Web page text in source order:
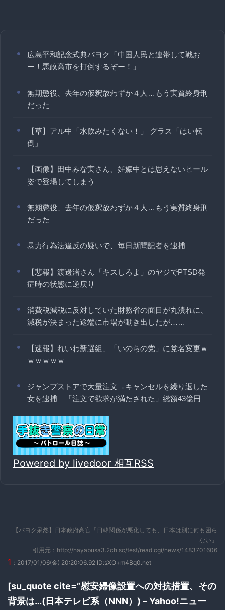
広島平和記念式典パヨク「中国人民と連帯して戦お
ー！悪政高市を打倒するぞー！」
無期懲役、去年の仮釈放わずか４人…もう実質終身刑
だった
【草】アル中「水飲みたくない！」 グラス「はい転
倒」
【画像】田中みな実さん、妊娠中とは思えないヒール
姿で登場してしまう
無期懲役、去年の仮釈放わずか４人…もう実質終身刑
だった
暴力行為法違反の疑いで、毎日新聞記者を逮捕
【悲報】渡邊渚さん「キスしろよ」のヤジでPTSD発
症時の状態に逆戻り
消費税減税に反対していた財務省の面目が丸潰れに、
減税が決まった途端に市場が動き出したが……
【速報】れいわ新選組、「いのちの党」に党名変更ｗ
ｗｗｗｗｗ
ジャンプストアで大量注文→キャンセルを繰り返した
女を逮捕 「注文で欲求が満たされた」総額43億円
Powered by livedoor 相互RSS
【パヨク呆然】日本政府高官「日韓関係が悪化しても、日本は別に何も困ら
ない」
引用元：http://hayabusa3.2ch.sc/test/read.cgi/news/1483701606
1 ：2017/01/06(金) 20:20:06.92 ID:sXO+m4Bq0.net
[su_quote cite=”慰安婦像設置への対抗措置、その
背景は…(日本テレビ系（NNN）) – Yahoo!ニュー